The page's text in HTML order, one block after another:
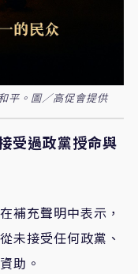
平。圖／高促會提供
受過政黨授命與
補充聲明中表示，
未接受任何政黨、
助。